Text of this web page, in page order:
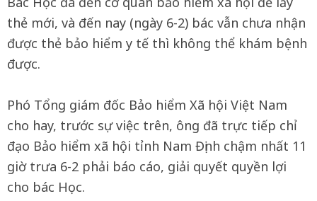
thẻ mới, và đến nay (ngày 6-2) bác vẫn chưa nhận
được thẻ bảo hiểm y tế thì không thể khám bệnh
được.
Phó Tổng giám đốc Bảo hiểm Xã hội Việt Nam
cho hay, trước sự việc trên, ông đã trực tiếp chỉ
đạo Bảo hiểm xã hội tỉnh Nam Định chậm nhất 11
giờ trưa 6-2 phải báo cáo, giải quyết quyền lợi
cho bác Học.